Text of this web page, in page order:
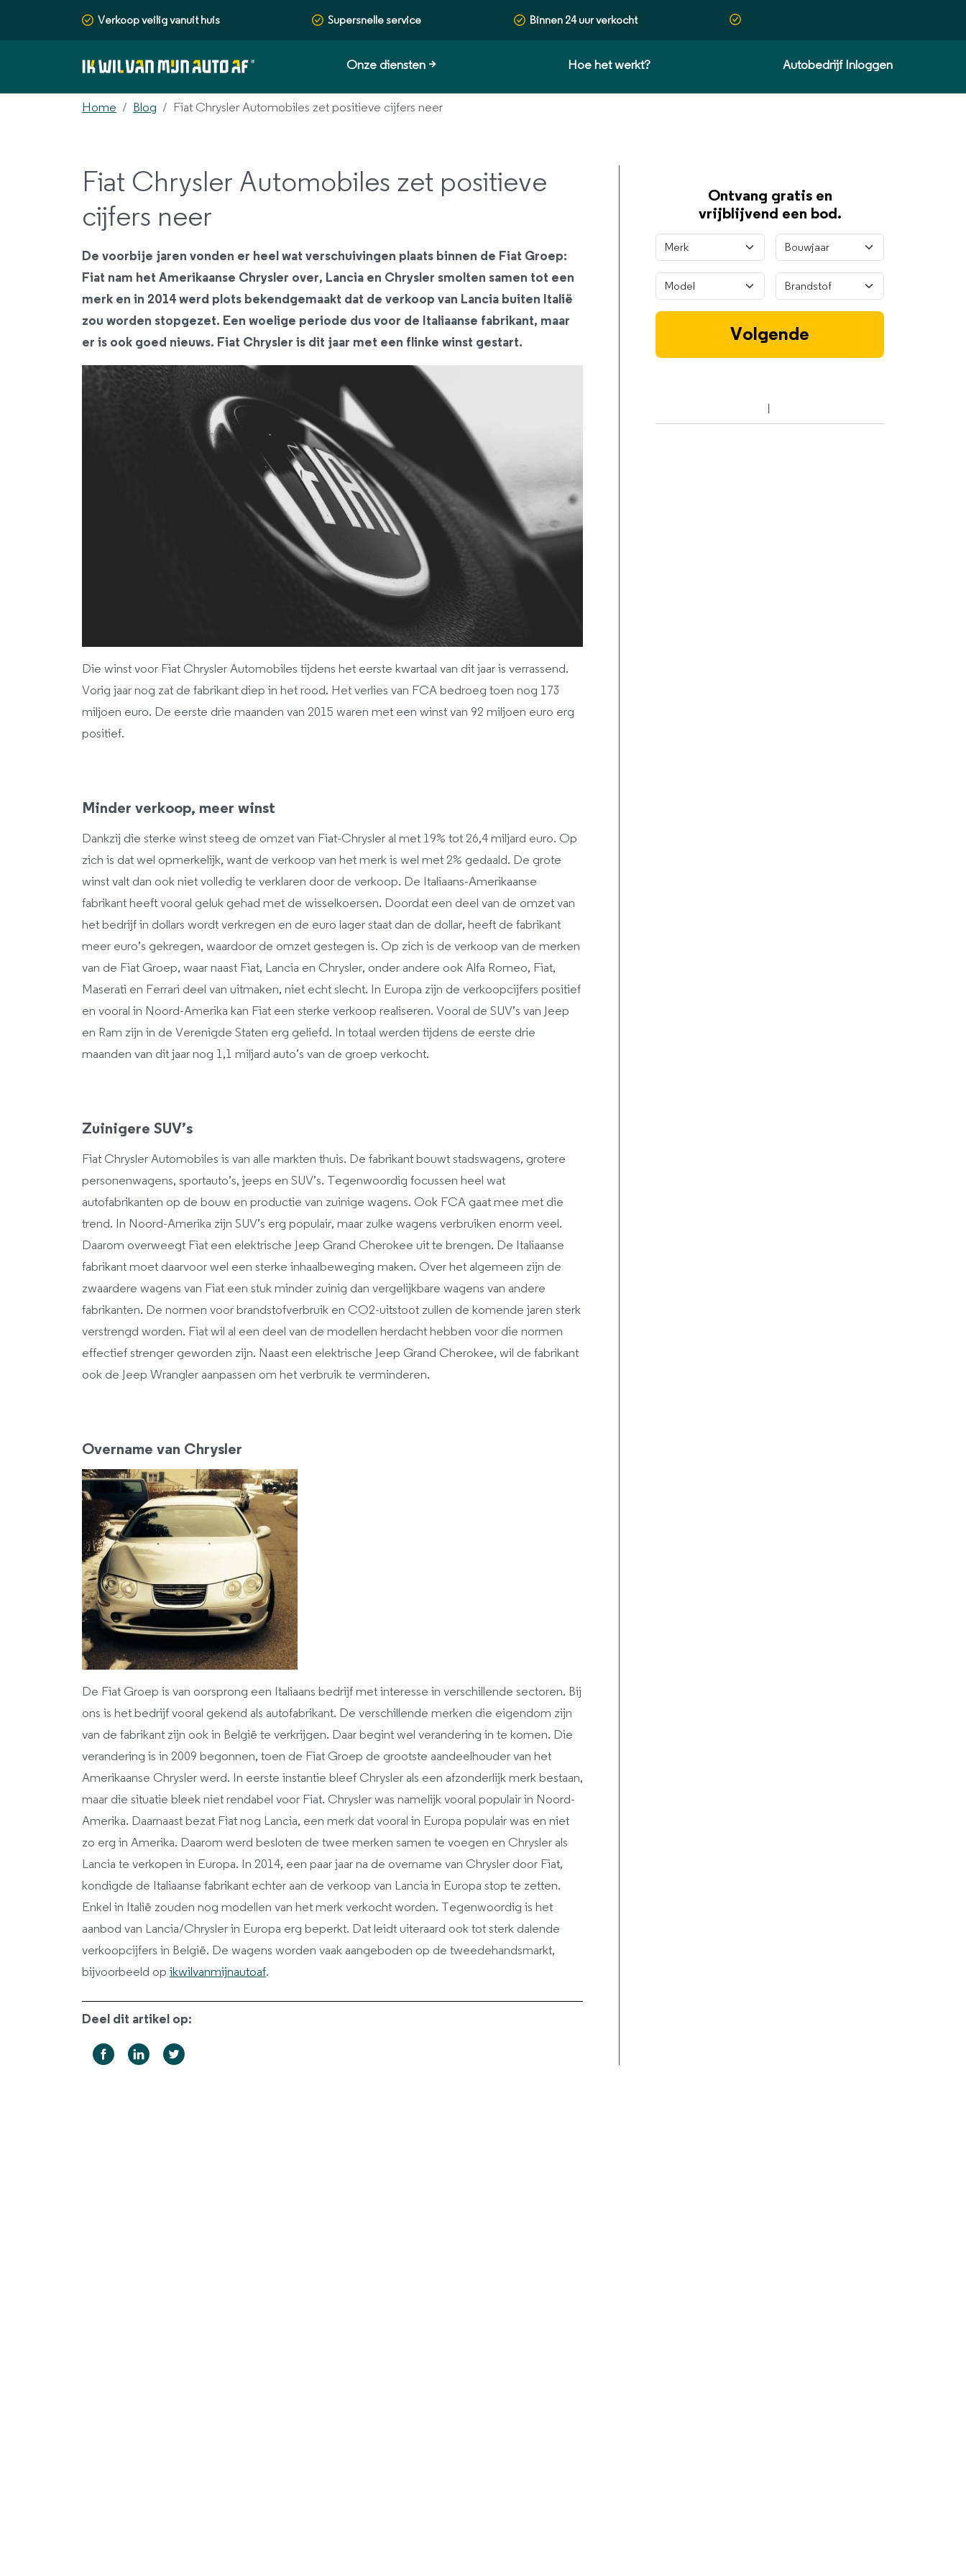
Verkoop veilig vanuit huis Supersnelle service Binnen 24 uur verkocht
Onze diensten > Hoe het werkt? Autobedrijf Inloggen
Home Blog Fiat Chrysler Automobiles zet positieve cijfers neer
Fiat Chrysler Automobiles zet positieve
cijfers neer
De voorbije jaren vonden er heel wat verschuivingen plaats binnen de Fiat Groep:
Fiat nam het Amerikaanse Chrysler over, Lancia en Chrysler smolten samen tot een
merk en in 2014 werd plots bekendgemaakt dat de verkoop van Lancia buiten Italië
zou worden stopgezet. Een woelige periode dus voor de Italiaanse fabrikant, maar
er is ook goed nieuws. Fiat Chrysler is dit jaar met een flinke winst gestart.
Die winst voor Fiat Chrysler Automobiles tijdens het eerste kwartaal van dit jaar is verrassend.
Vorig jaar nog zat de fabrikant diep in het rood. Het verlies van FCA bedroeg toen nog 173
miljoen euro. De eerste drie maanden van 2015 waren met een winst van 92 miljoen euro erg
positief.
Minder verkoop, meer winst
Dankzij die sterke winst steeg de omzet van Fiat-Chrysler al met 19% tot 26,4 miljard euro. Op
zich is dat wel opmerkelijk, want de verkoop van het merk is wel met 2% gedaald. De grote
winst valt dan ook niet volledig te verklaren door de verkoop. De Italiaans-Amerikaanse
fabrikant heeft vooral geluk gehad met de wisselkoersen. Doordat een deel van de omzet van
het bedrijf in dollars wordt verkregen en de euro lager staat dan de dollar, heeft de fabrikant
meer euro’s gekregen, waardoor de omzet gestegen is. Op zich is de verkoop van de merken
van de Fiat Groep, waar naast Fiat, Lancia en Chrysler, onder andere ook Alfa Romeo, Fiat,
Maserati en Ferrari deel van uitmaken, niet echt slecht. In Europa zijn de verkoopcijfers positief
en vooral in Noord-Amerika kan Fiat een sterke verkoop realiseren. Vooral de SUV’s van Jeep
en Ram zijn in de Verenigde Staten erg geliefd. In totaal werden tijdens de eerste drie
maanden van dit jaar nog 1,1 miljard auto’s van de groep verkocht.
Zuinigere SUV’s
Fiat Chrysler Automobiles is van alle markten thuis. De fabrikant bouwt stadswagens, grotere
personenwagens, sportauto’s, jeeps en SUV’s. Tegenwoordig focussen heel wat
autofabrikanten op de bouw en productie van zuinige wagens. Ook FCA gaat mee met die
trend. In Noord-Amerika zijn SUV’s erg populair, maar zulke wagens verbruiken enorm veel.
Daarom overweegt Fiat een elektrische Jeep Grand Cherokee uit te brengen. De Italiaanse
fabrikant moet daarvoor wel een sterke inhaalbeweging maken. Over het algemeen zijn de
zwaardere wagens van Fiat een stuk minder zuinig dan vergelijkbare wagens van andere
fabrikanten. De normen voor brandstofverbruik en CO2-uitstoot zullen de komende jaren sterk
verstrengd worden. Fiat wil al een deel van de modellen herdacht hebben voor die normen
effectief strenger geworden zijn. Naast een elektrische Jeep Grand Cherokee, wil de fabrikant
ook de Jeep Wrangler aanpassen om het verbruik te verminderen.
Overname van Chrysler
De Fiat Groep is van oorsprong een Italiaans bedrijf met interesse in verschillende sectoren. Bij
ons is het bedrijf vooral gekend als autofabrikant. De verschillende merken die eigendom zijn
van de fabrikant zijn ook in België te verkrijgen. Daar begint wel verandering in te komen. Die
verandering is in 2009 begonnen, toen de Fiat Groep de grootste aandeelhouder van het
Amerikaanse Chrysler werd. In eerste instantie bleef Chrysler als een afzonderlijk merk bestaan,
maar die situatie bleek niet rendabel voor Fiat. Chrysler was namelijk vooral populair in Noord-
Amerika. Daarnaast bezat Fiat nog Lancia, een merk dat vooral in Europa populair was en niet
zo erg in Amerika. Daarom werd besloten de twee merken samen te voegen en Chrysler als
Lancia te verkopen in Europa. In 2014, een paar jaar na de overname van Chrysler door Fiat,
kondigde de Italiaanse fabrikant echter aan de verkoop van Lancia in Europa stop te zetten.
Enkel in Italië zouden nog modellen van het merk verkocht worden. Tegenwoordig is het
aanbod van Lancia/Chrysler in Europa erg beperkt. Dat leidt uiteraard ook tot sterk dalende
verkoopcijfers in België. De wagens worden vaak aangeboden op de tweedehandsmarkt,
bijvoorbeeld op ikwilvanmijnautoaf.
Deel dit artikel op:
Ontvang gratis en
vrijblijvend een bod.